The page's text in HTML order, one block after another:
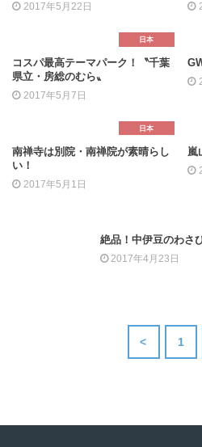
2017年5月22日
日本
コスパ最高テーマパーク！〝千葉
県立・房総のむら〟
2017年5月7日
日本
南禅寺は別院・南禅院が素晴らし
い！
2017年5月1日
嵐
絶品！中伊豆のわさ
2017年4月23日
< 1